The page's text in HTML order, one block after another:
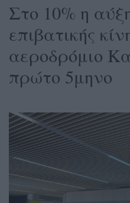
Στο 10% η
επιβατικής
αεροδρόμιο
πρώτο 5μηνο